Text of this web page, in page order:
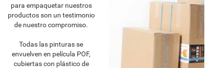
para empaquetar nuestros
productos son un testimonio
de nuestro compromiso.
Todas las pinturas se
envuelven en película POF,
cubiertas con plástico de